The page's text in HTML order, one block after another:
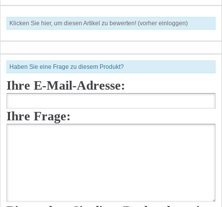
Klicken Sie hier, um diesen Artikel zu bewerten! (vorher einloggen)
Haben Sie eine Frage zu diesem Produkt?
Ihre E-Mail-Adresse:
Ihre Frage: